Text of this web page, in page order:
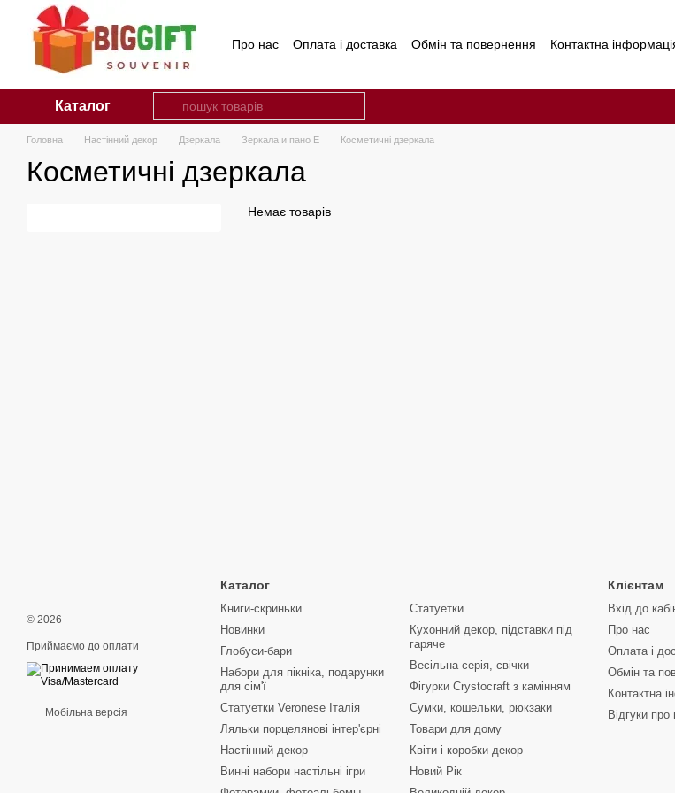
Перейти до основного контенту
Про нас Оплата і доставка Обмін та повернення Контактна
Каталог
Головна Настінний декор Дзеркала Зеркала и пано Е Косметичні дзеркала
Косметичні дзеркала
Немає товарів
© 2026
Приймаємо до оплати
Мобільна версія
Каталог
Книги-скриньки
Новинки
Глобуси-бари
Набори для пікніка, подарунки
для сім'ї
Статуетки Veronese Італія
Ляльки порцелянові інтер'єрні
Настінний декор
Винні набори настільні ігри
Статуетки
Кухонний декор, підставки під
гаряче
Весільна серія, свічки
Фігурки Crystocraft з камінням
Сумки, кошельки, рюкзаки
Товари для дому
Квіти і коробки декор
Новий Рік
Клієнтам
Вхід до
Про нас
Оплата і
Обмін та
Контактна
Відгуки про